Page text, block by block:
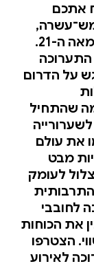
אתכם
תערוכה ששינתה את פני האמנות במאה ה-21.
התערוכה
על הדרום
שהתחיל
את עולם
מבט
לעומק
התרבותית
לחובבי
את הכוחות
הצטרפו
לאירוע